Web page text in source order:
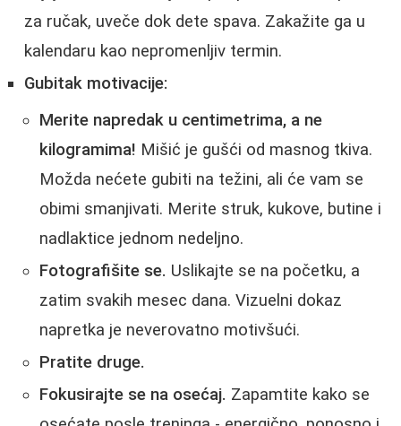
za ručak, uveče dok dete spava. Zakažite ga u
kalendaru kao nepromenljiv termin.
Gubitak motivacije:
Merite napredak u centimetrima, a ne
kilogramima! Mišić je gušći od masnog tkiva.
Možda nećete gubiti na težini, ali će vam se
obimi smanjivati. Merite struk, kukove, butine i
nadlaktice jednom nedeljno.
Fotografišite se. Uslikajte se na početku, a
zatim svakih mesec dana. Vizuelni dokaz
napretka je neverovatno motivšući.
Pratite druge.
Fokusirajte se na osećaj. Zapamtite kako se